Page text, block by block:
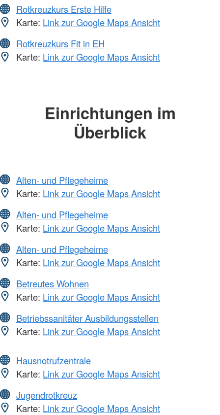
Rotkreuzkurs Erste Hilfe
Karte: Link zur Google Maps Ansicht
Rotkreuzkurs Fit in EH
Karte: Link zur Google Maps Ansicht
Einrichtungen im
Überblick
Alten- und Pflegeheime
Karte: Link zur Google Maps Ansicht
Alten- und Pflegeheime
Karte: Link zur Google Maps Ansicht
Alten- und Pflegeheime
Karte: Link zur Google Maps Ansicht
Betreutes Wohnen
Karte: Link zur Google Maps Ansicht
Betriebssanitäter Ausbildungsstellen
Karte: Link zur Google Maps Ansicht
Hausnotrufzentrale
Karte: Link zur Google Maps Ansicht
Jugendrotkreuz
Karte: Link zur Google Maps Ansicht